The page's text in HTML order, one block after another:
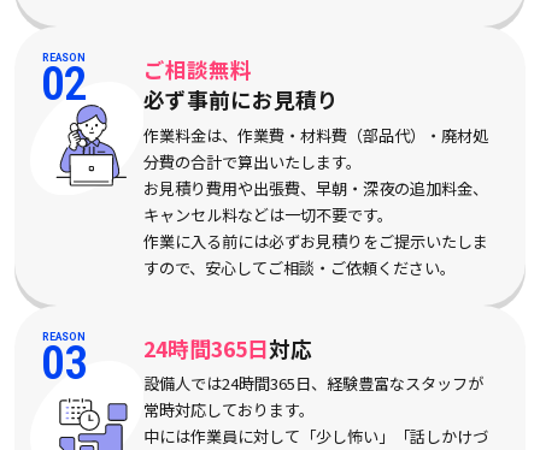
REASON
02
ご相談無料
必ず事前にお見積り
作業料金は、作業費・材料費（部品代）・廃材処
分費の合計で算出いたします。
お見積り費用や出張費、早朝・深夜の追加料金、
キャンセル料などは一切不要です。
作業に入る前には必ずお見積りをご提示いたしま
すので、安心してご相談・ご依頼ください。
REASON
03 24時間365日対応
設備人では24時間365日、経験豊富なスタッフが
常時対応しております。
中には作業員に対して「少し怖い」「話しかけづ